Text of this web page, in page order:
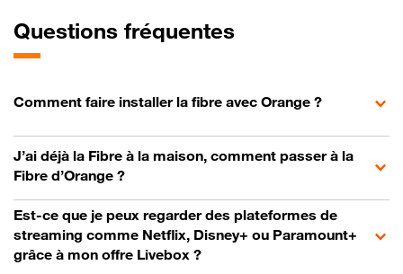
Questions fréquentes
Comment faire installer la fibre avec Orange ?
J’ai déjà la Fibre à la maison, comment passer à la
Fibre d’Orange ?
Est-ce que je peux regarder des plateformes de
streaming comme Netflix, Disney+ ou Paramount+
grâce à mon offre Livebox ?